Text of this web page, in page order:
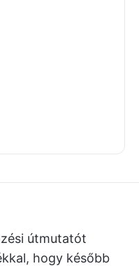
útmutatót
hogy később